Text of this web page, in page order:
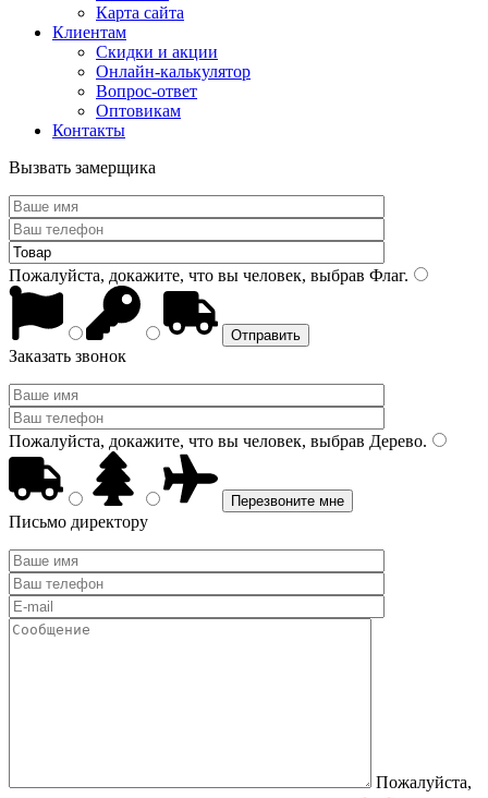
Карта сайта
Клиентам
Скидки и акции
Онлайн-калькулятор
Вопрос-ответ
Оптовикам
Контакты
Вызвать замерщика
Пожалуйста, докажите, что вы человек, выбрав Флаг.
Заказать звонок
Пожалуйста, докажите, что вы человек, выбрав Дерево.
Письмо директору
Пожалуйста,